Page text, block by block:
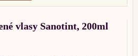
vlasy Sanotint, 200ml